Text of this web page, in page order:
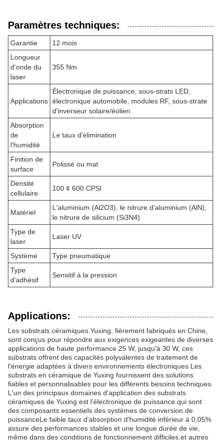
Paramètres techniques:
Garantie
12 mois
Longueur
d'onde du
laser
355 Nm
Applications
Électronique de puissance, sous-strats LED,
électronique automobile, modules RF, sous-strate
d'inverseur solaire/éolien
Absorption
de
l'humidité
Le taux d'élimination
Finition de
surface
Polissé ou mat
Densité
cellulaire
100 ¢ 600 CPSI
Matériel
L'aluminium (Al2O3), le nitrure d'aluminium (AlN),
le nitrure de silicium (Si3N4)
Type de
laser
Laser UV
Système
Type pneumatique
Type
d'adhésif
Sensitif à la pression
Applications:
Les substrats céramiques Yuxing, fièrement fabriqués en Chine,
sont conçus pour répondre aux exigences exigeantes de diverses
applications de haute performance.25 W, jusqu'à 30 W, ces
substrats offrent des capacités polyvalentes de traitement de
l'énergie adaptées à divers environnements électroniques.Les
substrats en céramique de Yuxing fournissent des solutions
fiables et personnalisables pour les différents besoins techniques.
L'un des principaux domaines d'application des substrats
céramiques de Yuxing est l'électronique de puissance.qui sont
des composants essentiels des systèmes de conversion de
puissanceLe faible taux d'absorption d'humidité inférieur à 0,05%
assure des performances stables et une longue durée de vie,
même dans des conditions de fonctionnement difficiles.et autres